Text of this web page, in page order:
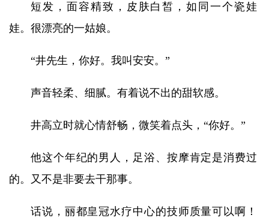
短发，面容精致，皮肤白皙，如同一个瓷娃
娃。很漂亮的一姑娘。
“井先生，你好。我叫安安。”
声音轻柔、细腻。有着说不出的甜软感。
井高立时就心情舒畅，微笑着点头，“你好。”
他这个年纪的男人，足浴、按摩肯定是消费过
的。又不是非要去干那事。
话说，丽都皇冠水疗中心的技师质量可以啊！